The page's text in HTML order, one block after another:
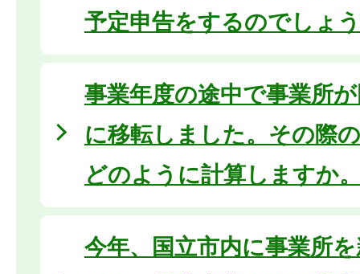
予定申告をするのでしょ
事業年度の途中で事業所
に移転しました。その際
どのように計算しますか
今年、国立市内に事業所